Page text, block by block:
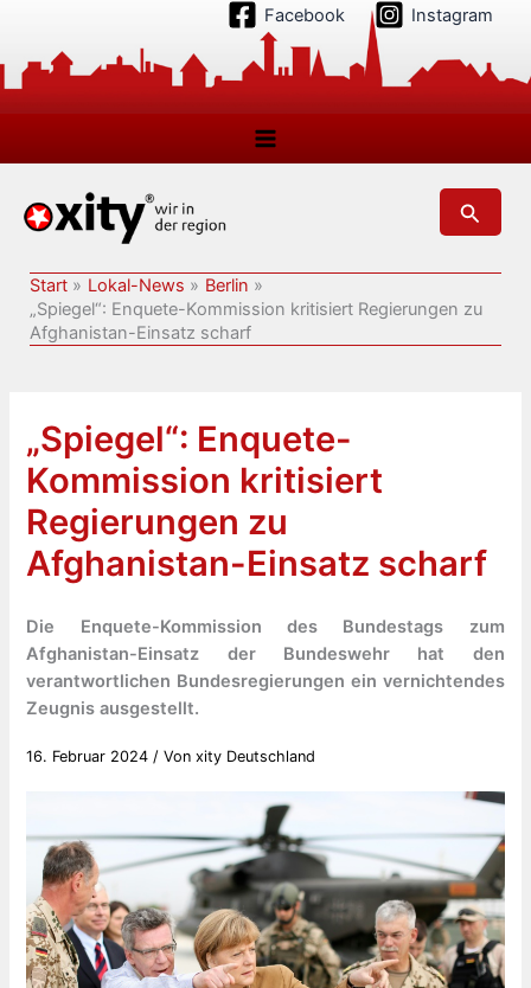
springen
Facebook Instagram
Suchen
Start Lokal-News
Berlin
„Spiegel“: Enquete-Kommission kritisiert Regierungen zu
Afghanistan-Einsatz scharf
„Spiegel“: Enquete-
Kommission kritisiert
Regierungen zu
Afghanistan-Einsatz scharf
Die Enquete-Kommission des Bundestags zum
Afghanistan-Einsatz der Bundeswehr hat den
verantwortlichen Bundesregierungen ein vernichtendes
Zeugnis ausgestellt.
16. Februar 2024 / Vonxity Deutschland